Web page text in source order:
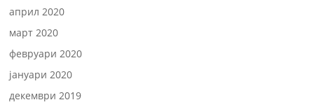
април 2020
март 2020
февруари 2020
јануари 2020
декември 2019